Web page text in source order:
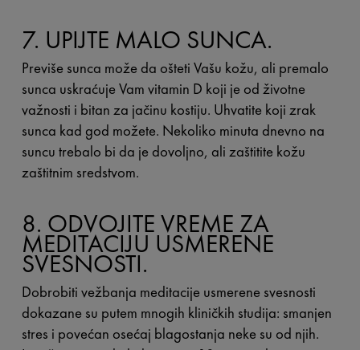
7. UPIJTE MALO SUNCA.
Previše sunca može da ošteti Vašu kožu, ali premalo
sunca uskraćuje Vam vitamin D koji je od životne
važnosti i bitan za jačinu kostiju. Uhvatite koji zrak
sunca kad god možete. Nekoliko minuta dnevno na
suncu trebalo bi da je dovoljno, ali zaštitite kožu
zaštitnim sredstvom.
8. ODVOJITE VREME ZA
MEDITACIJU USMERENE
SVESNOSTI.
Dobrobiti vežbanja meditacije usmerene svesnosti
dokazane su putem mnogih kliničkih studija: smanjen
stres i povećan osećaj blagostanja neke su od njih.